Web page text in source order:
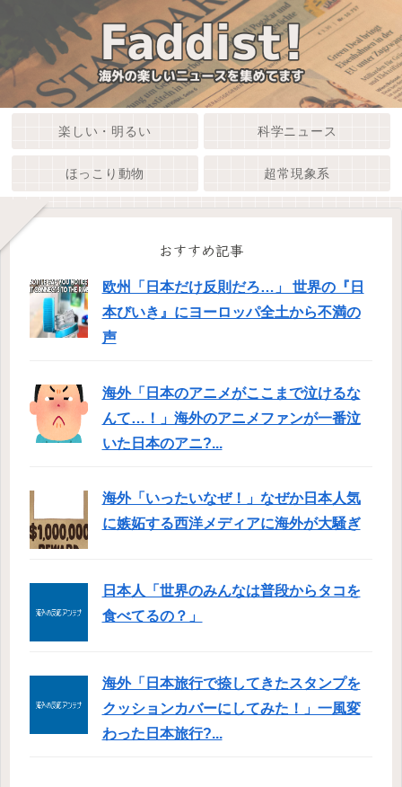
楽しい・明るい 科学ニュース
ほっこり動物 超常現象系
おすすめ記事
欧州「日本だけ反則だろ…」 世界の『日
本びいき』にヨーロッパ全土から不満の
声
海外「日本のアニメがここまで泣けるな
んて…！」海外のアニメファンが一番泣
いた日本のアニ?...
海外「いったいなぜ！」なぜか日本人気
に嫉妬する西洋メディアに海外が大騒ぎ
日本人「世界のみんなは普段からタコを
食べてるの？」
海外「日本旅行で捺してきたスタンプを
クッションカバーにしてみた！」一風変
わった日本旅行?...